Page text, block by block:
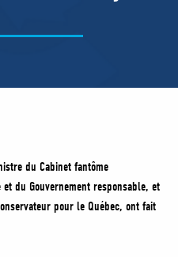
du Cabinet fantôme
du Gouvernement responsable, et
pour le Québec, ont fait